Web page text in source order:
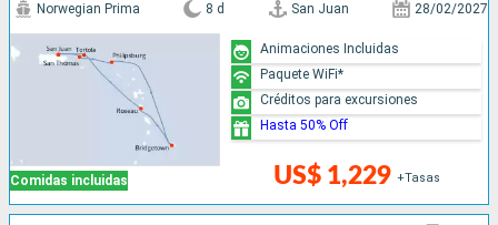
Comidas incluidas
Norwegian Prima 8 d San Juan 28/02/2027
US$ 1,229 +Tasas
Animaciones Incluidas
Paquete WiFi*
Créditos para excursiones
Hasta 50% Off